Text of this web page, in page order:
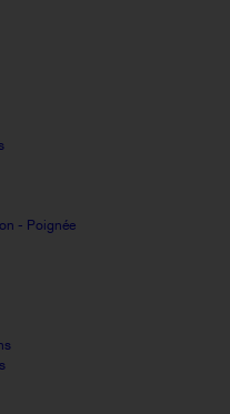
- Poignée